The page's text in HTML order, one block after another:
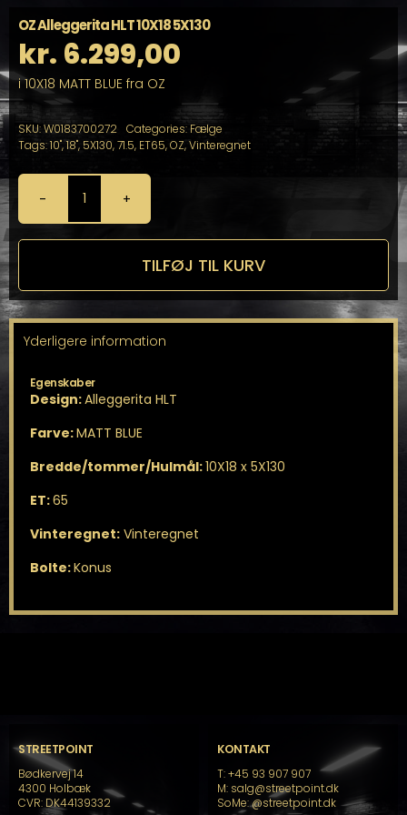
OZ Alleggerita HLT 10X18 5X130
kr. 6.299,00
i 10X18 MATT BLUE fra OZ
SKU:W0183700272 Categories: Fælge
Tags:10",18", 5X130,71.5, ET65,OZ,Vinteregnet
OZ
Alleggerita
HLT
antal
TILFØJ TIL KURV
Yderligere information
Egenskaber
Design:Alleggerita HLT
Farve:MATT BLUE
Bredde/tommer/Hulmål:10X18 x 5X130
ET:65
Vinteregnet:Vinteregnet
Bolte:Konus
STREETPOINT
Bødkervej 14
4300 Holbæk
CVR: DK44139332
KONTAKT
T: +45 93 907 907
M: salg@streetpoint.dk
SoMe:@streetpoint.dk